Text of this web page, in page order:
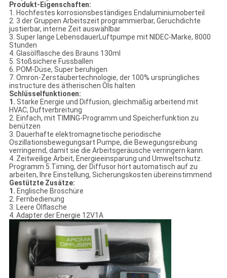
Produkt-Eigenschaften:
1. Hochfestes korrosionsbeständiges Endaluminiumoberteil
2. 3 der Gruppen Arbeitszeit programmierbar, Geruchdichte
justierbar, interne Zeit auswählbar
3. Super lange LebensdauerLuftpumpe mit NIDEC-Marke, 8000
Stunden
4. Glasölflasche des Brauns 130ml
5. Stoßsichere Fussballen
6. POM-Düse, Super beruhigen
7. Omron-Zerstäubertechnologie, der 100% ursprüngliches
instructure des ätherischen Öls halten
Schlüsselfunktionen:
1. Starke Energie und Diffusion, gleichmäßig arbeitend mit
HVAC, Duftverbreitung
2. Einfach, mit TIMING-Programm und Speicherfunktion zu
benützen
3. Dauerhafte elektromagnetische periodische
Oszillationsbewegungsart Pumpe, die Bewegungsreibung
verringernd, damit sie die Arbeitsgeräusche verringern kann.
4. Zeitweilige Arbeit, Energieeinsparung und Umweltschutz.
Programm 5.Timing, der Diffusor hört automatisch auf zu
arbeiten, Ihre Einstellung, Sicherungskosten übereinstimmend
Gestützte Zusätze:
1. Englische Broschüre
2. Fernbedienung
3. Leere Ölflasche
4. Adapter der Energie 12V1A